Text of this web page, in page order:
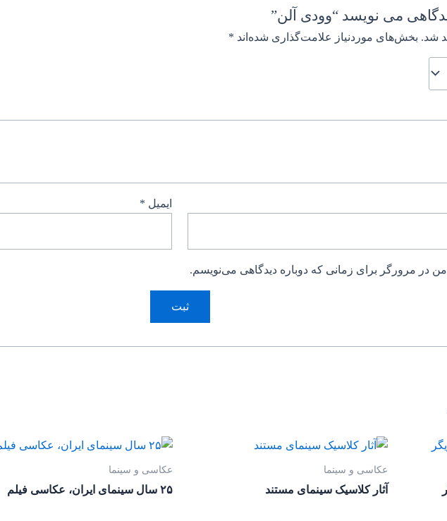
می نویسد “وودی آلن”
شد. بخش‌های موردنیاز علامت‌گذاری شده‌اند *
ایمیل *
من در مرورگر برای زمانی که دوباره دیدگاهی می‌نویسم.
عکاسی و سینما
آثار کلاسیک سینمای مستند
عکاسی و سینما
۲۵ سال سینمای ایران، عکاسی فیلم